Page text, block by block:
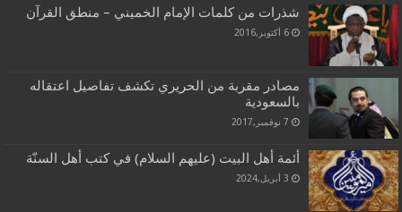
شذرات من كلمات الإمام الخميني – منطق القرآن
6 أكتوبر,2016
مصادر مقربة من الحريري تكشف تفاصيل اعتقاله
بالسعودية
7 نوفمبر,2017
أئمة أهل البيت (عليهم السلام) في كتب أهل السنّة
3 أبريل,2024